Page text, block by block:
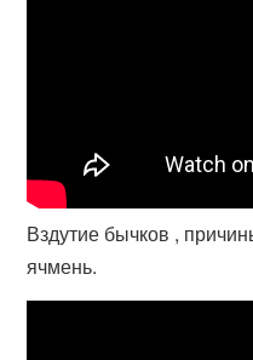
Вздутие бычков ,
ячмень.